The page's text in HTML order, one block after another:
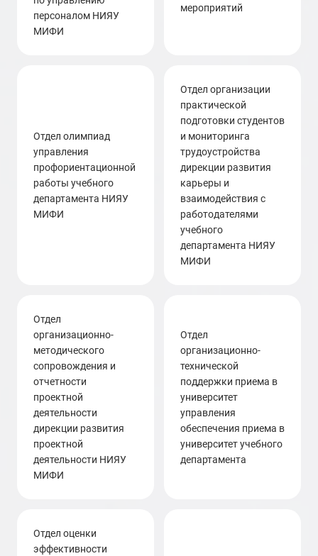
персоналом НИЯУ
МИФИ
мероприятий
отдел олимпиад
управления
профориентационной
работы учебного
департамента НИЯУ
МИФИ
Отдел организации
практической
подготовки студентов
и мониторинга
трудоустройства
дирекции развития
карьеры и
взаимодействия с
работодателями
учебного
департамента НИЯУ
МИФИ
отдел
организационно-
методического
сопровождения и
отчетности
проектной
деятельности
дирекции развития
проектной
деятельности НИЯУ
МИФИ
отдел
организационно-
технической
поддержки приема в
университет
управления
обеспечения приема в
университет учебного
департамента
отдел оценки
эффективности